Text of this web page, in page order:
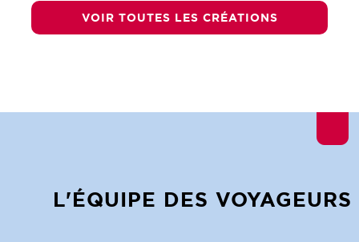
VOIR TOUTES LES CRÉATIONS
L'ÉQUIPE DES VOYAGEURS